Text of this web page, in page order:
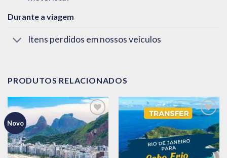
Durante a viagem
Itens perdidos em nossos veículos
PRODUTOS RELACIONADOS
Novo
Adicionar
aos meus
desejos
Adicionar
aos meus
desejos